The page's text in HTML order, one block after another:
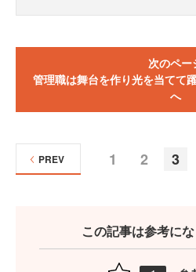
次のペー
管理職は舞台を作り光を当てて
へ
1 2 3
PREV
この記事は参考に